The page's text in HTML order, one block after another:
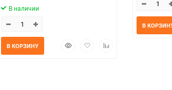
В наличии
БыстрыйДобавитьДобавить
В КОРЗИНУ
В